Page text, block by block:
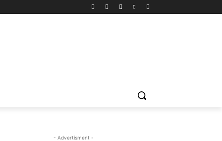
- Advertisment -